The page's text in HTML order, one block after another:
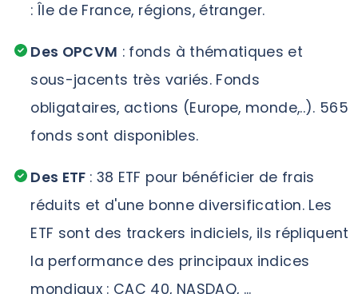
: Île de France, régions, étranger.
Des OPCVM : fonds à thématiques et
sous-jacents très variés. Fonds
obligataires, actions (Europe, monde,..). 565
fonds sont disponibles.
Des ETF : 38 ETF pour bénéficier de frais
réduits et d'une bonne diversification. Les
ETF sont des trackers indiciels, ils répliquent
la performance des principaux indices
mondiaux : CAC 40, NASDAQ, ...